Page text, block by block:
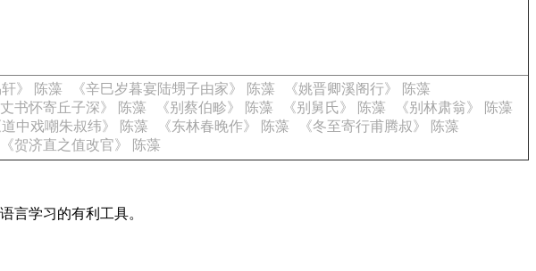
轩》 陈藻 《辛巳岁暮宴陆甥子由家》 陈藻
《姚晋卿溪阁行》 陈藻
丈书怀寄丘子深》 陈藻 《别蔡伯畛》 陈藻 《别舅氏》 陈藻
《别林肃翁》 陈藻
道中戏嘲朱叔纬》 陈藻 《东林春晚作》 陈藻
《冬至寄行甫腾叔》 陈藻
《贺济直之值改官》 陈藻
言学习的有利工具。